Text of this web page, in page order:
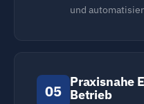
und
05
Praxisnahe
Betrieb